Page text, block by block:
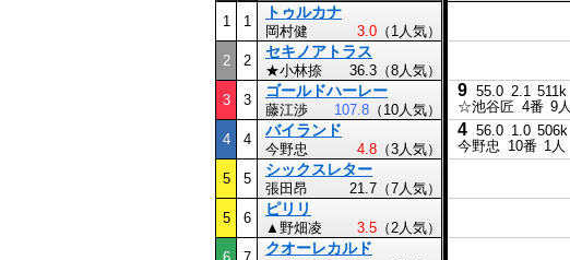
1
1
トゥルカナ
岡村健 3.0 （1人気）
2
2
セキノアトラス
★小林捺
36.3（8人気）
3
3
ゴールドハーレー
藤江渉 107.8 （10人気）
4
4
バイランド
今野忠 4.8 （3人気）
5
5
シックスレター
張田昂
21.7（7人気）
5
6
ピリリ
▲野畑凌 3.5 （2人気）
クオーレカルド
9 55.0 2.1 511k
☆池谷匠 4番 9人
4 56.0 1.0 506k
今野忠 10番 1人